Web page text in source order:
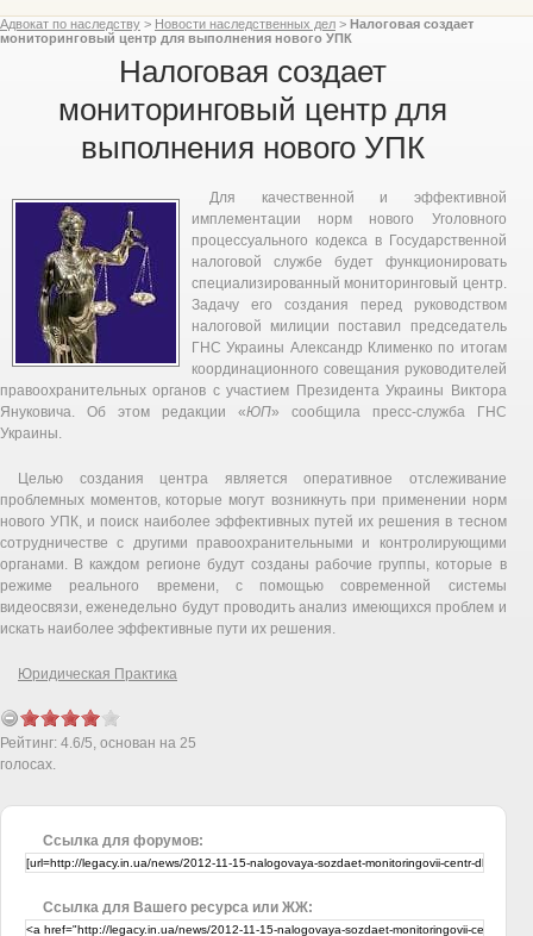
Адвокат по наследству > Новости наследственных дел > Налоговая создает
мониторинговый центр для выполнения нового УПК
Налоговая создает
мониторинговый центр для
выполнения нового УПК
Для качественной и эффективной
имплементации норм нового Уголовного
процессуального кодекса в Государственной
налоговой службе будет функционировать
специализированный мониторинговый центр.
Задачу его создания перед руководством
налоговой милиции поставил председатель
ГНС Украины Александр Клименко по итогам
координационного совещания руководителей
правоохранительных органов с участием Президента Украины Виктора
Януковича. Об этом редакции «ЮП» сообщила пресс-служба ГНС
Украины.
Целью создания центра является оперативное отслеживание
проблемных моментов, которые могут возникнуть при применении норм
нового УПК, и поиск наиболее эффективных путей их решения в тесном
сотрудничестве с другими правоохранительными и контролирующими
органами. В каждом регионе будут созданы рабочие группы, которые в
режиме реального времени, с помощью современной системы
видеосвязи, еженедельно будут проводить анализ имеющихся проблем и
искать наиболее эффективные пути их решения.
Юридическая Практика
Рейтинг: 4.6/5, основан на 25
голосах.
Ссылка для форумов:
Ссылка для Вашего ресурса или ЖЖ: